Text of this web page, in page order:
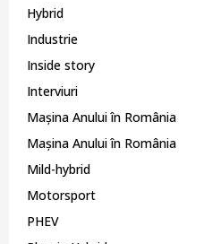
Hybrid
Industrie
Inside story
Interviuri
Mașina Anului în România
Mașina Anului în România
Mild-hybrid
Motorsport
PHEV